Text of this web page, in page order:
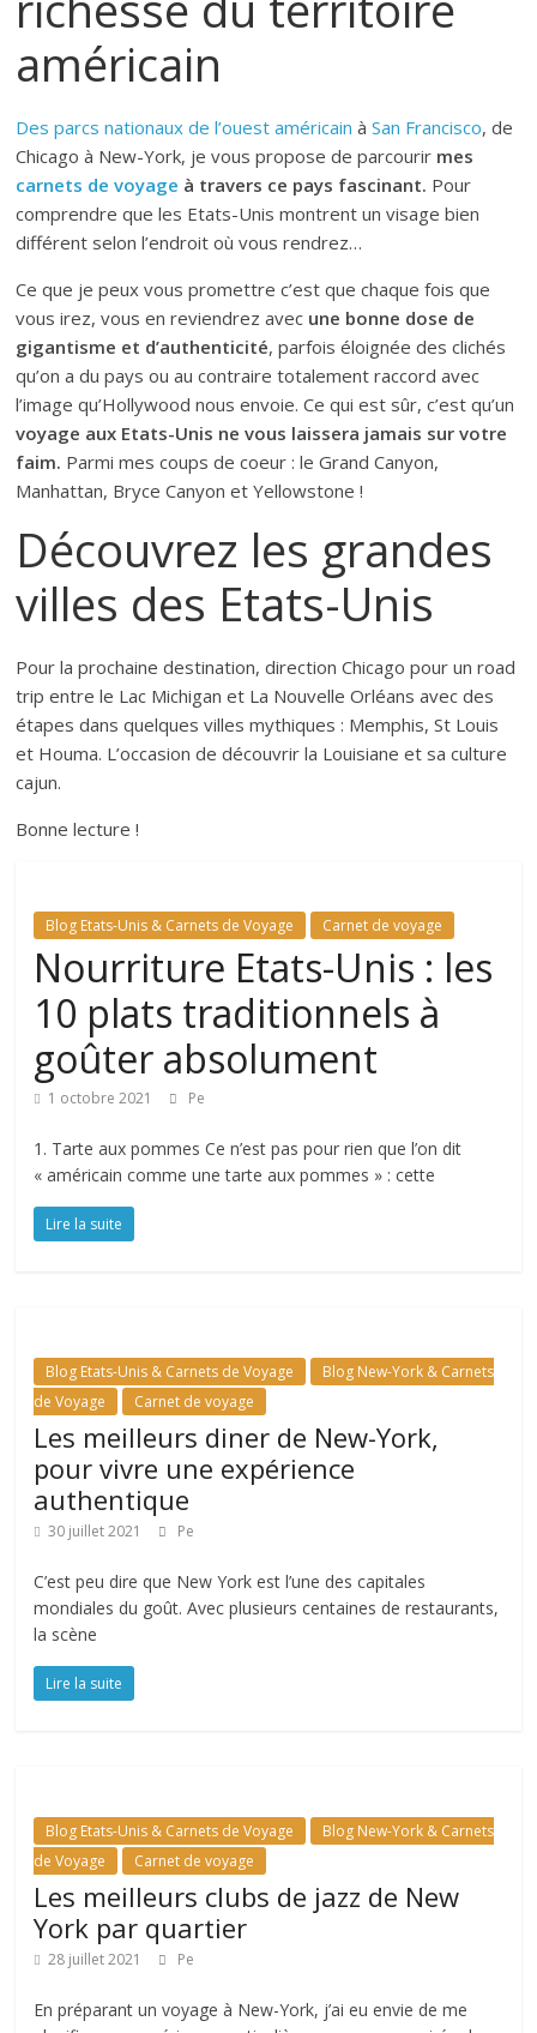
américain
Des parcs nationaux de l’ouest américain àSan Francisco, de
Chicago à New-York, je vous propose de parcourir mes
carnets de voyage à travers ce pays fascinant. Pour
comprendre que les Etats-Unis montrent un visage bien
différent selon l’endroit où vous rendrez…
Ce que je peux vous promettre c’est que chaque fois que
vous irez, vous en reviendrez avec une bonne dose de
gigantisme et d’authenticité, parfois éloignée des clichés
qu’on a du pays ou au contraire totalement raccord avec
l’image qu’Hollywood nous envoie. Ce qui est sûr, c’est qu’un
voyage aux Etats-Unis ne vous laissera jamais sur votre
faim. Parmi mes coups de coeur : le Grand Canyon,
Manhattan, Bryce Canyon et Yellowstone !
Découvrez les grandes
villes des Etats-Unis
Pour la prochaine destination, direction Chicago pour un road
trip entre le Lac Michigan et La Nouvelle Orléans avec des
étapes dans quelques villes mythiques : Memphis, St Louis
et Houma. L’occasion de découvrir la Louisiane et sa culture
cajun.
Bonne lecture !
Blog Etats-Unis & Carnets de Voyage Carnet de voyage
Nourriture Etats-Unis : les
10 plats traditionnels à
goûter absolument
1 octobre 2021 Pe
1. Tarte aux pommes Ce n’est pas pour rien que l’on dit
« américain comme une tarte aux pommes » : cette
Lire la suite
Blog Etats-Unis & Carnets de Voyage
Blog New-York & Carnets
de Voyage
Carnet de voyage
Les meilleurs diner de New-York,
pour vivre une expérience
authentique
30 juillet 2021 Pe
C’est peu dire que New York est l’une des capitales
mondiales du goût. Avec plusieurs centaines de restaurants,
la scène
Lire la suite
Blog Etats-Unis & Carnets de Voyage
Blog New-York & Carnets
de Voyage
Carnet de voyage
Les meilleurs clubs de jazz de New
York par quartier
28 juillet 2021 Pe
En préparant un voyage à New-York, j’ai eu envie de me